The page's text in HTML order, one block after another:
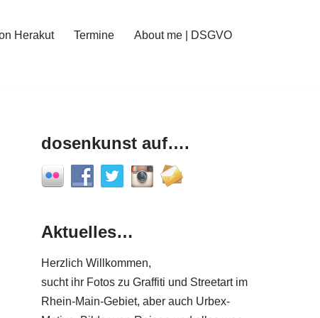
Herakut Termine About me | DSGVO
dosenkunst auf….
Aktuelles…
Herzlich Willkommen,
sucht ihr Fotos zu Graffiti und Streetart im
Rhein-Main-Gebiet, aber auch Urbex-